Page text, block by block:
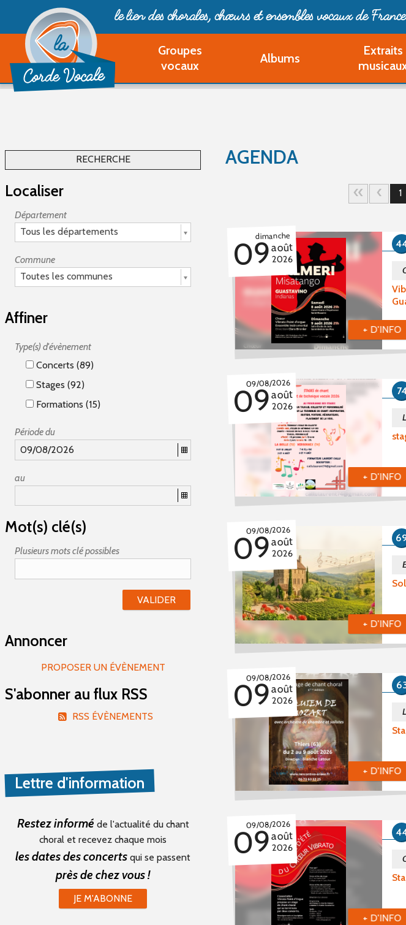
le lien des chorales, chœurset ensembles vocaux de France
Groupes
vocaux
Albums
Extraits
RECHERCHE
Localiser
Département
Tous les départements
Commune
Toutes les communes
Affiner
Type(s) d'évènement
Concerts (89)
Stages (92)
Formations (15)
Période du
au
Mot(s) clé(s)
Plusieurs mots clé possibles
Annoncer
PROPOSER UN ÉVÈNEMENT
S'abonner au flux RSS
RSS ÉVÈNEMENTS
AGENDA
1
dimanche
09août
2026
+ D'INFO
09/08/2026
09août
2026
+ D'INFO
09/08/2026
09août
2026
+ D'INFO
09/08/2026
09août
2026
+ D'INFO
09/08/2026
09août
2026
+ D'INFO
Lettre d'information
Restez informé de l'actualité du chant
choral et recevez chaque mois
les dates des concerts qui se passent
près de chez vous !
JE M'ABONNE